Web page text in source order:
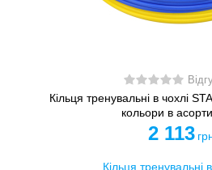
Кільця тренувальні в чохлі
кольори в
2 113